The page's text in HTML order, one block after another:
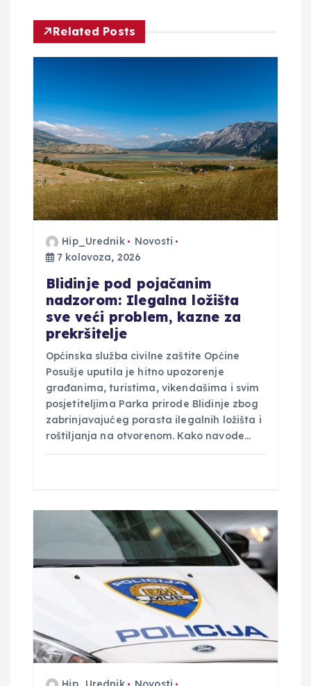
c
a
o
b
Related Posts
Hip_Urednik
Novosti
7 kolovoza, 2026
Blidinje pod pojačanim
nadzorom: Ilegalna ložišta
sve veći problem, kazne za
prekršitelje
Općinska služba civilne zaštite Općine
Posušje uputila je hitno upozorenje
građanima, turistima, vikendašima i svim
posjetiteljima Parka prirode Blidinje zbog
zabrinjavajućeg porasta ilegalnih ložišta i
roštiljanja na otvorenom. Kako navode…